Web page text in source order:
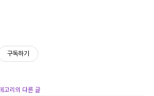
구독하기
고리의 다른 글